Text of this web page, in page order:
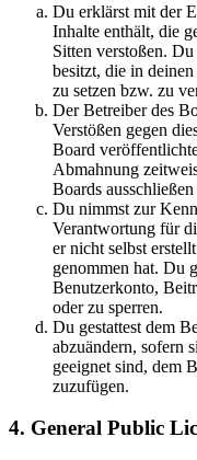
Du erklärst mit der
Inhalte enthält, die
Sitten verstoßen.
besitzt, die in
zu setzen bzw. zu
Der Betreiber des
Verstößen gegen
Board
Abmahnung
Boards
Du nimmst zur
Verantwortung für
er nicht selbst
genommen hat. Du
Benutzerkonto,
oder zu sperren.
Du gestattest dem
abzuändern, sofern
geeignet sind, dem
zuzufügen.
4. General Public